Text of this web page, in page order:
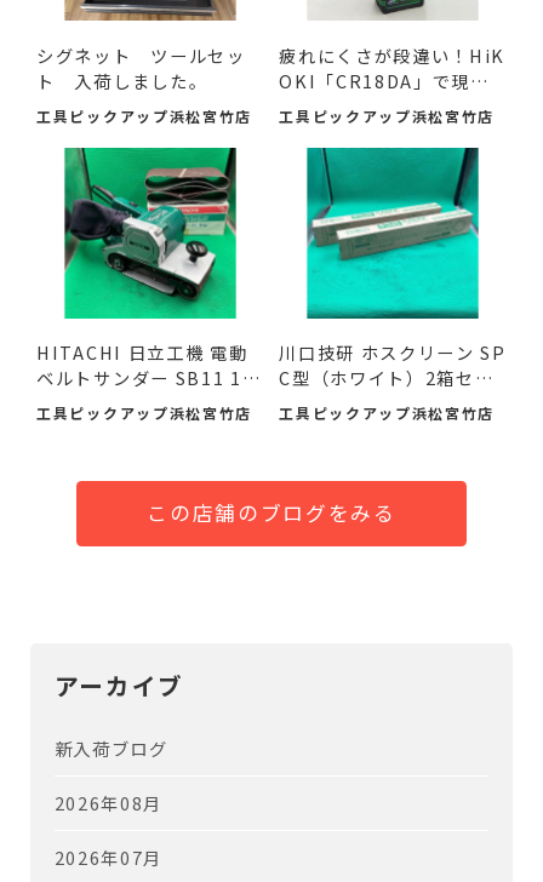
シグネット ツールセッ
ト 入荷しました。
工具ピックアップ浜松宮竹店
疲れにくさが段違い！HiK
OKI「CR18DA」で現場
の作...
工具ピックアップ浜松宮竹店
HITACHI 日立工機 電動
ベルトサンダー SB11 11
0mm ...
工具ピックアップ浜松宮竹店
川口技研 ホスクリーン SP
C型（ホワイト）2箱セ
ッ...
工具ピックアップ浜松宮竹店
この店舗のブログをみる
アーカイブ
新入荷ブログ
2026年08月
2026年07月